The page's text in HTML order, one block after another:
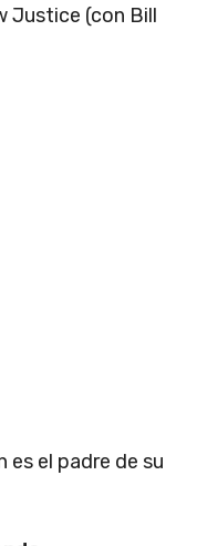
Justice (con Bill
es el padre de su